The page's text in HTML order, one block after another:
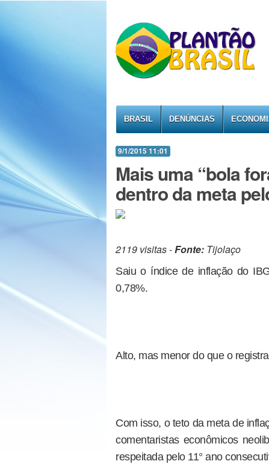
BRASIL DENÚNCIAS
9/1/2015 11:01
Mais uma “bola
dentro da meta
2119 visitas -Fonte: Tijolaço
Saiu o índice de inflação do
0,78%.
Alto, mas menor do que o
Com isso, o teto da meta de
comentaristas econômicos
respeitada pelo 11° ano